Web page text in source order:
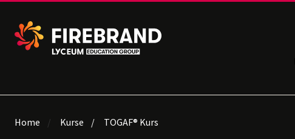
Home Kurse TOGAF® Kurs